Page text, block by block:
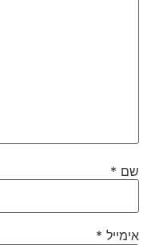
שם *
אימייל *